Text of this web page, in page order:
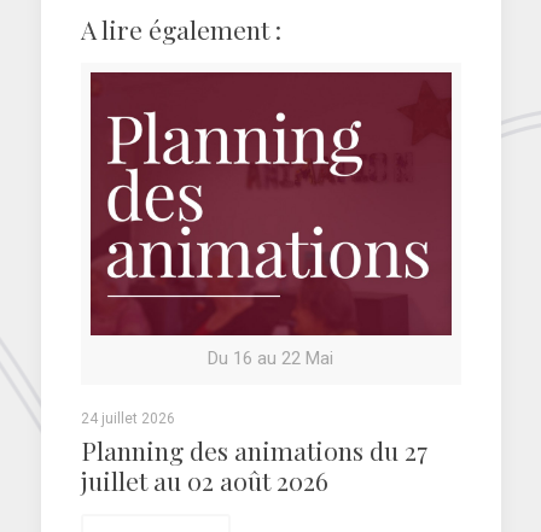
A lire également :
Du 16 au 22 Mai
24 juillet 2026
Planning des animations du 27
juillet au 02 août 2026